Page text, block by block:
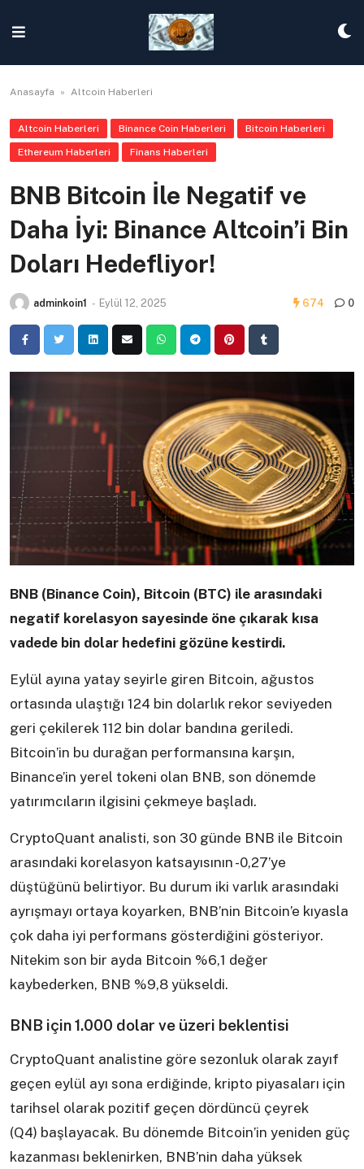
content
Anasayfa » Altcoin Haberleri
Altcoin Haberleri Binance Coin Haberleri Bitcoin Haberleri
Ethereum Haberleri Finans Haberleri
BNB Bitcoin İle Negatif ve
Daha İyi: Binance Altcoin’i Bin
Doları Hedefliyor!
adminkoin1 - Eylül 12, 2025 674 0
BNB (Binance Coin), Bitcoin (BTC) ile arasındaki
negatif korelasyon sayesinde öne çıkarak kısa
vadede bin dolar hedefini gözüne kestirdi.
Eylül ayına yatay seyirle giren Bitcoin, ağustos
ortasında ulaştığı 124 bin dolarlık rekor seviyeden
geri çekilerek 112 bin dolar bandına geriledi.
Bitcoin’in bu durağan performansına karşın,
Binance’in yerel tokeni olan BNB, son dönemde
yatırımcıların ilgisini çekmeye başladı.
CryptoQuant analisti, son 30 günde BNB ile Bitcoin
arasındaki korelasyon katsayısının -0,27’ye
düştüğünü belirtiyor. Bu durum iki varlık arasındaki
ayrışmayı ortaya koyarken, BNB’nin Bitcoin’e kıyasla
çok daha iyi performans gösterdiğini gösteriyor.
Nitekim son bir ayda Bitcoin %6,1 değer
kaybederken, BNB %9,8 yükseldi.
BNB için 1.000 dolar ve üzeri beklentisi
CryptoQuant analistine göre sezonluk olarak zayıf
geçen eylül ayı sona erdiğinde, kripto piyasaları için
tarihsel olarak pozitif geçen dördüncü çeyrek
(Q4) başlayacak. Bu dönemde Bitcoin’in yeniden güç
kazanması beklenirken, BNB’nin daha yüksek